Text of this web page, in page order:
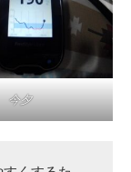
今夕